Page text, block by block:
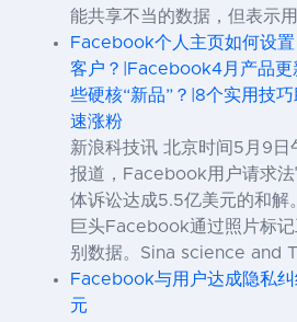
能共享不当的数据，但表示
Facebook个人主页如何设
客户？|Facebook4月产品更
些硬核“新品”？|8个实用技
速涨粉
新浪科技讯 北京时间5月9日
报道，Facebook用户请求
体诉讼达成5.5亿美元的和解
巨头Facebook通过照片标
别数据。Sina science and
Facebook与用户达成隐私
元